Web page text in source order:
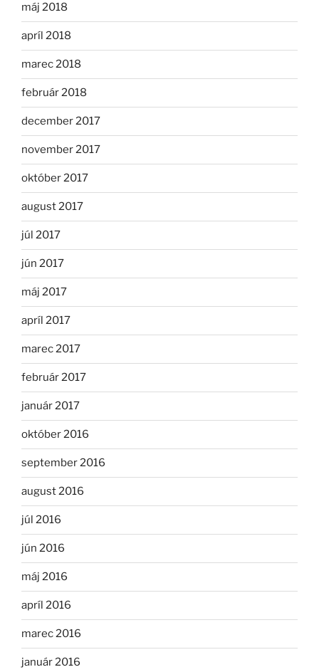
máj 2018
apríl 2018
marec 2018
február 2018
december 2017
november 2017
október 2017
august 2017
júl 2017
jún 2017
máj 2017
apríl 2017
marec 2017
február 2017
január 2017
október 2016
september 2016
august 2016
júl 2016
jún 2016
máj 2016
apríl 2016
marec 2016
január 2016